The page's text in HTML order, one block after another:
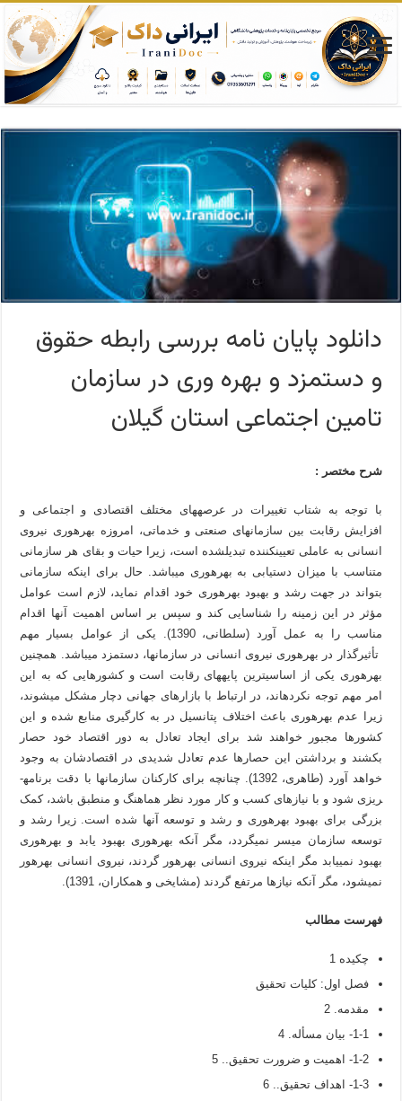
دانلود پایان نامه بررسی رابطه حقوق
و دستمزد و بهره وری در سازمان
تامین اجتماعی استان گیلان
شرح مختصر :
با توجه به شتاب تغییرات در عرصه­های مختلف اقتصادی و اجتماعی و
افزایش رقابت بین سازمان­های صنعتی و خدماتی، امروزه بهره­وری نیروی
انسانی به عاملی تعیین­کننده تبدیل­شده است، زیرا حیات و بقای هر سازمانی
متناسب با میزان دستیابی به بهره­وری می­باشد. حال برای اینکه سازمانی
بتواند در جهت رشد و بهبود بهره­وری خود اقدام نماید، لازم است عوامل
مؤثر در این زمینه را شناسایی کند و سپس بر اساس اهمیت آن­ها اقدام
مناسب را به عمل آورد (سلطانی، 1390). یکی از عوامل بسیار مهم
تأثیرگذار در بهره­وری نیروی انسانی در سازمان­ها، دستمزد می­باشد. همچنین
بهره­وری یکی از اساسی­ترین پایه­های رقابت است و کشورهایی که به این
امر مهم توجه نکرده­اند، در ارتباط با بازارهای جهانی دچار مشکل می­شوند،
زیرا عدم بهره­وری باعث اختلاف پتانسیل در به کارگیری منابع شده و این
کشورها مجبور خواهند شد برای ایجاد تعادل به دور اقتصاد خود حصار
بکشند و برداشتن این حصارها عدم تعادل شدیدی در اقتصادشان به وجود
خواهد آورد (طاهری، 1392). چنانچه برای کارکنان سازمان­ها با دقت برنامه­
ریزی شود و با نیازهای کسب و کار مورد نظر هماهنگ و منطبق باشد، کمک
بزرگی برای بهبود بهره­وری و رشد و توسعه آن­ها شده است. زیرا رشد و
توسعه سازمان میسر نمی­گردد، مگر آنکه بهره­وری بهبود یابد و بهره­وری
بهبود نمی­یابد مگر اینکه نیروی انسانی بهره­ور گردند، نیروی انسانی بهره­ور
نمی­شود، مگر آنکه نیازها مرتفع گردند (مشایخی و همکاران، 1391).
فهرست مطالب
چکیده 1
فصل اول: کليات تحقيق
مقدمه. 2
1-1- بیان مسأله. 4
1-2- اهمیت و ضرورت تحقیق.. 5
1-3- اهداف تحقیق.. 6